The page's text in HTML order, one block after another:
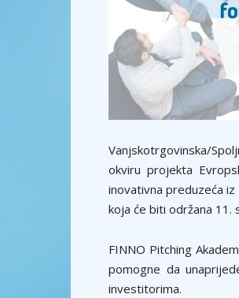
Vanjskotrgovinska/
okviru projekta
inovativna preduzeća iz
koja će biti održana
FINNO Pitching
pomogne da
investitorima.